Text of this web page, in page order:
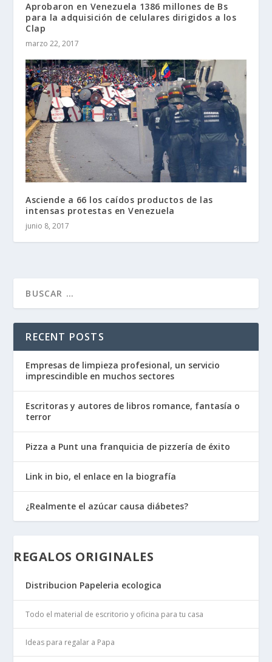
Aprobaron en Venezuela 1386 millones de Bs
para la adquisición de celulares dirigidos a los
Clap
marzo 22, 2017
Asciende a 66 los caídos productos de las
intensas protestas en Venezuela
junio 8, 2017
RECENT POSTS
Empresas de limpieza profesional, un servicio
imprescindible en muchos sectores
Escritoras y autores de libros romance, fantasía o
terror
Pizza a Punt una franquicia de pizzería de éxito
Link in bio, el enlace en la biografía
¿Realmente el azúcar causa diábetes?
REGALOS ORIGINALES
Distribucion Papeleria ecologica
Todo el material de escritorio y oficina para tu casa
Ideas para regalar a Papa